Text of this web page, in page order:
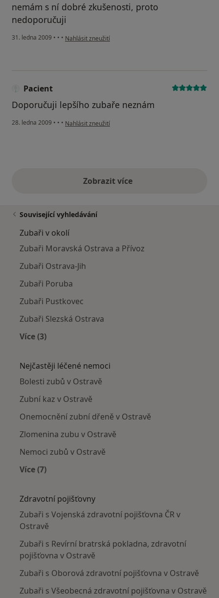
nemám s ní dobré zkušenosti, proto
nedoporučuji
31. ledna 2009 • • • podle názoru uživatele Pacient
Nahlásit zneužití
Pacient
Doporučuji lepšího zubaře neznám
28. ledna 2009 • • • podle názoru uživatele Pacient
Nahlásit zneužití
Zobrazit vícevýše uvedené názory
Související vyhledávání
Zubaři v okolí
Zubaři Moravská Ostrava a Přívoz
Zubaři Ostrava-Jih
Zubaři Poruba
Zubaři Pustkovec
Zubaři Slezská Ostrava
Více (3)
Nejčastěji léčené nemoci
Bolesti zubů v Ostravě
Zubní kaz v Ostravě
Onemocnění zubní dřeně v Ostravě
Zlomenina zubu v Ostravě
Nemoci zubů v Ostravě
Více (7)
Zdravotní pojišťovny
Zubaři s Vojenská zdravotní pojišťovna ČR v
Ostravě
Zubaři s Revírní bratrská pokladna, zdravotní
pojišťovna v Ostravě
Zubaři s Oborová zdravotní pojišťovna v Ostravě
Zubaři s Všeobecná zdravotní pojišťovna v Ostravě